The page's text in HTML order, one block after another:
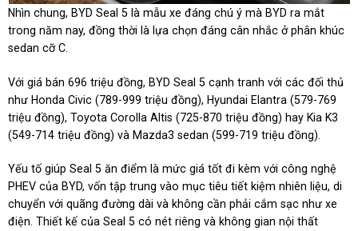
Nhìn chung, BYD Seal 5 là mẫu xe đáng chú ý mà BYD ra mắt
trong năm nay, đồng thời là lựa chọn đáng cân nhắc ở phân khúc
sedan cỡ C.
Với giá bán 696 triệu đồng, BYD Seal 5 cạnh tranh với các đối thủ
như Honda Civic (789-999 triệu đồng), Hyundai Elantra (579-769
triệu đồng), Toyota Corolla Altis (725-870 triệu đồng) hay Kia K3
(549-714 triệu đồng) và Mazda3 sedan (599-719 triệu đồng).
Yếu tố giúp Seal 5 ăn điểm là mức giá tốt đi kèm với công nghệ
PHEV của BYD, vốn tập trung vào mục tiêu tiết kiệm nhiên liệu, di
chuyển với quãng đường dài và không cần phải cắm sạc như xe
điện. Thiết kế của Seal 5 có nét riêng và không gian nội thất